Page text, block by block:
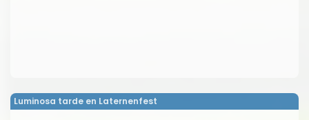
Luminosa tarde en Laternenfest